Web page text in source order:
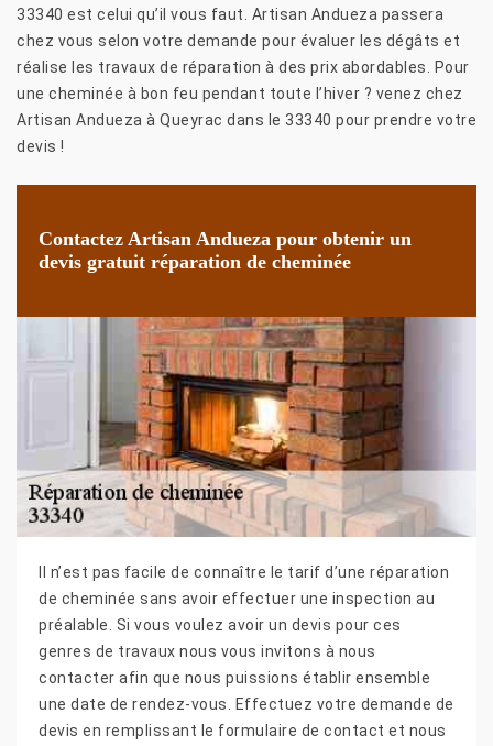
33340 est celui qu’il vous faut. Artisan Andueza passera
chez vous selon votre demande pour évaluer les dégâts et
réalise les travaux de réparation à des prix abordables. Pour
une cheminée à bon feu pendant toute l’hiver ? venez chez
Artisan Andueza à Queyrac dans le 33340 pour prendre votre
devis !
Contactez Artisan Andueza pour obtenir un
devis gratuit réparation de cheminée
Il n’est pas facile de connaître le tarif d’une réparation
de cheminée sans avoir effectuer une inspection au
préalable. Si vous voulez avoir un devis pour ces
genres de travaux nous vous invitons à nous
contacter afin que nous puissions établir ensemble
une date de rendez-vous. Effectuez votre demande de
devis en remplissant le formulaire de contact et nous